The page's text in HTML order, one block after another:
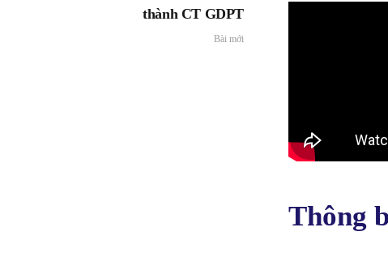
thành CT GDPT
Bài mới
Thông